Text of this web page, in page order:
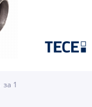
за 1